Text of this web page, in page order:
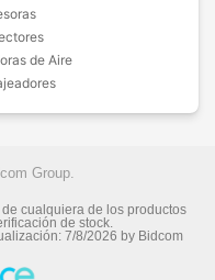
de Aire
Group.
cualquiera de los productos
de stock.
7/8/2026 by Bidcom